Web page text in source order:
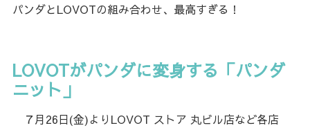
パンダとLOVOTの組み合わせ、最高すぎる！
LOVOTがパンダに変身する「パンダ
ニット」
７月26日(金)よりLOVOT ストア 丸ビル店など各店